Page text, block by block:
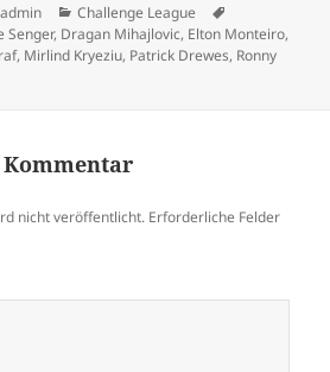
Autor
admin Kategorien
Challenge League
Senger, Dragan Mihajlovic, Elton Monteiro,
, Mirlind Kryeziu, Patrick Drewes, Ronny
nicht veröffentlicht. Erforderliche Felder